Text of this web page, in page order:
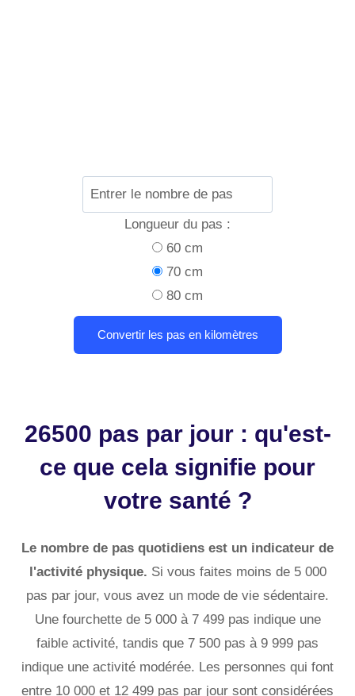
Longueur du pas :
60 cm
70 cm
80 cm
26500 pas par jour : qu'est-
ce que cela signifie pour
votre santé ?
Le nombre de pas quotidiens est un indicateur de
l'activité physique. Si vous faites moins de 5 000
pas par jour, vous avez un mode de vie sédentaire.
Une fourchette de 5 000 à 7 499 pas indique une
faible activité, tandis que 7 500 pas à 9 999 pas
indique une activité modérée. Les personnes qui font
entre 10 000 et 12 499 pas par jour sont considérées